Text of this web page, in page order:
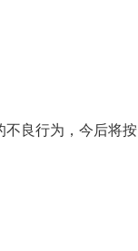
不良行为，今后将按